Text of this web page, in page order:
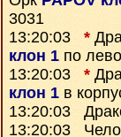
3031
13:20:03 *
клон 1 по
13:20:03 *
клон 1 в
13:20:03
13:20:03